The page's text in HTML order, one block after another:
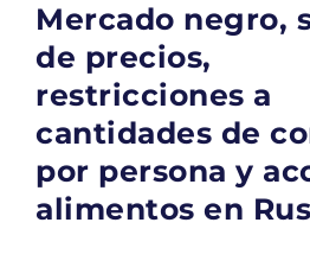
Mercado negro,
de precios,
restricciones a
cantidades de
por persona y
alimentos en